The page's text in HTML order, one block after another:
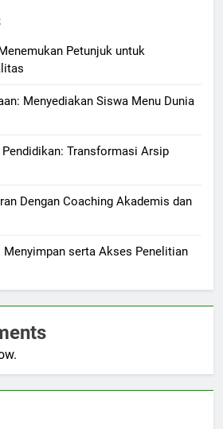
Petunjuk untuk
Menyediakan Siswa Menu Dunia
Transformasi Arsip
Dengan Coaching Akademis dan
serta Akses Penelitian